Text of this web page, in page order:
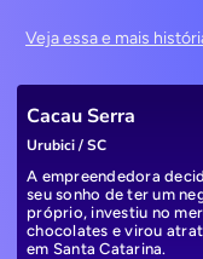
Veja essa e mais
Cacau Serra
Urubici / SC
A empreendedora
seu sonho de ter um
próprio, investiu no
chocolates e virou
em Santa Catarina.